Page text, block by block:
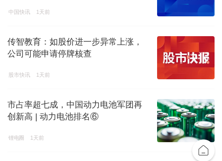
中国快讯 1天前
传智教育：如股价进一步异常上涨，
公司可能申请停牌核查
股市快讯 1天前
市占率超七成，中国动力电池军团再
创新高 | 动力电池排名⑥
锂电圈 1天前